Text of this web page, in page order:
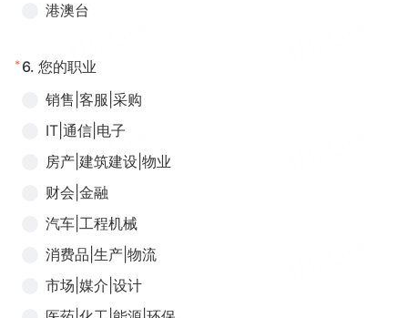
港澳台
* 6. 您的职业
销售|客服|采购
IT|通信|电子
房产|建筑建设|物业
财会|金融
汽车|工程机械
消费品|生产|物流
市场|媒介|设计